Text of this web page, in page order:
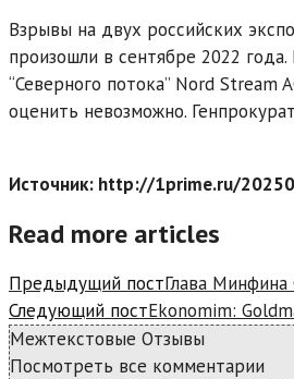
Взрывы на двух российских
произошли в сентябре 2022
“Северного потока” Nord Stream
оценить невозможно.
Источник: http://1prime.ru/
Read more articles
Предыдущий постГлава
Следующий постEkonomim:
Межтекстовые Отзывы
Посмотреть все комментарии